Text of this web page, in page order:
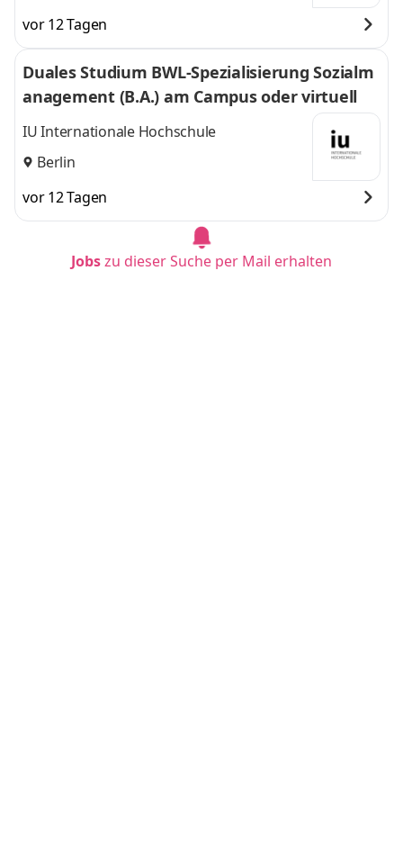
vor 12 Tagen
Duales Studium BWL-Spezialisierung Sozialm
anagement (B.A.) am Campus oder virtuell
IU Internationale Hochschule
Berlin
vor 12 Tagen
Jobszu dieser Suche per Mail erhalten